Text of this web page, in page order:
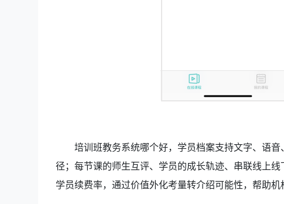
培训班教务系统哪个好，学员档案支持文字、语音
径；每节课的师生互评、学员的成长轨迹、串联线上
学员续费率，通过价值外化考量转介绍可能性，帮助